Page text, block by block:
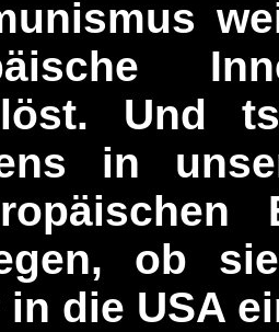
Und
in
ob
in die USA